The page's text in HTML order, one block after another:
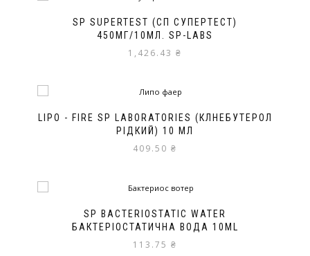
SP SUPERTEST (СП СУПЕРТЕСТ)
450МГ/10МЛ. SP-LABS
1,426.43 ₴
LIPO - FIRE SP LABORATORIES (КЛНЕБУТЕРОЛ
РІДКИЙ) 10 МЛ
409.50 ₴
SP BACTERIOSTATIC WATER
БАКТЕРІОСТАТИЧНА ВОДА 10ML
113.75 ₴